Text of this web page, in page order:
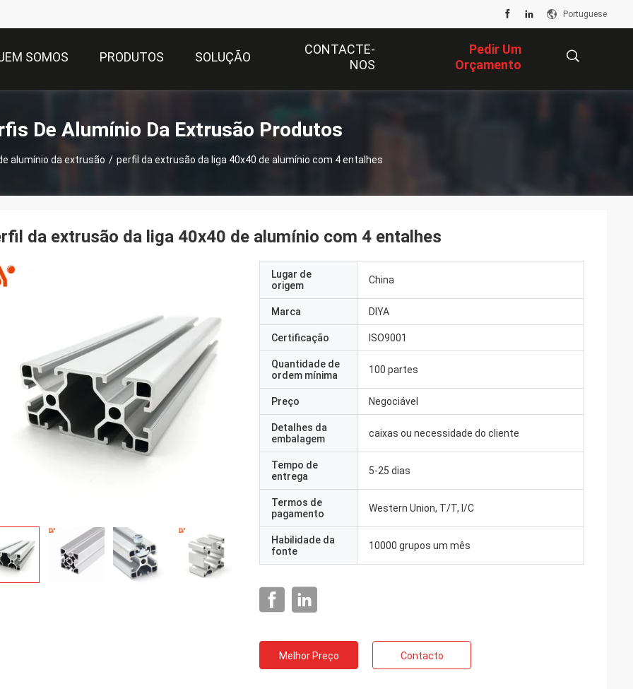
Portuguese
SOMOS PRODUTOS SOLUÇÃO
CONTACTE-
NOS
Pedir Um
Orçamento
De Alumínio Da Extrusão Produtos
alumínio da extrusão / perfil da extrusão da liga 40x40 de alumínio com 4 entalhes
da extrusão da liga 40x40 de alumínio com 4 entalhes
Lugar de
origem
China
Marca DIYA
Certificação ISO9001
Quantidade de
ordem mínima
100 partes
Preço Negociável
Detalhes da
embalagem
caixas ou necessidade do cliente
Tempo de
entrega
5-25 dias
Termos de
pagamento
Western Union, T/T, l/C
Habilidade da
fonte
10000 grupos um mês
Melhor Preço Contacto